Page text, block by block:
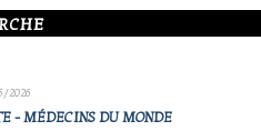
2026
- MÉDECINS DU MONDE